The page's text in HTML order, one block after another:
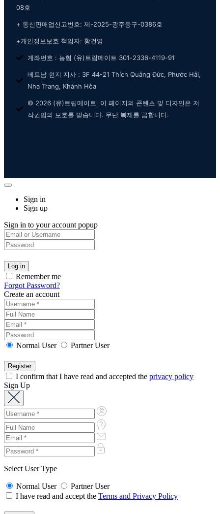
08호
+ 통신판매업신고번호: 제-2025-광주동구-0386호
+개인정보보호 책임자: 황건영
계좌번호 : 농협 (유)트립메이트 301-2336-4119-91
베트남 현지 지사 : 3F 44-21 Thích Quảng Đức, Phước Hải,
Nha Trang, Khánh Hòa
© 2026 (유)트립메이트. 이 페이지의 콘텐츠 및 디자인은 저
작권법의 보호를 받습니다. 무단 복제를 금합니다.
Sign in
Sign up
Sign in to your account popup
Remember me
Forgot Password?
Create an account
Normal User Partner User
I confirm that I have read and accepted the privacy policy
Sign Up
Select User Type
Normal User
Partner User
I have read and accept the Terms and Privacy Policy